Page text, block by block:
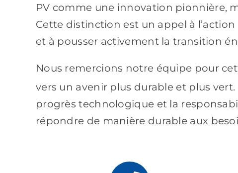
PV comme une innovation pionnière,
Cette distinction est un appel à
et à pousser activement la transition
Nous remercions notre équipe pour
vers un avenir plus durable et plus
progrès technologique et la
répondre de manière durable aux